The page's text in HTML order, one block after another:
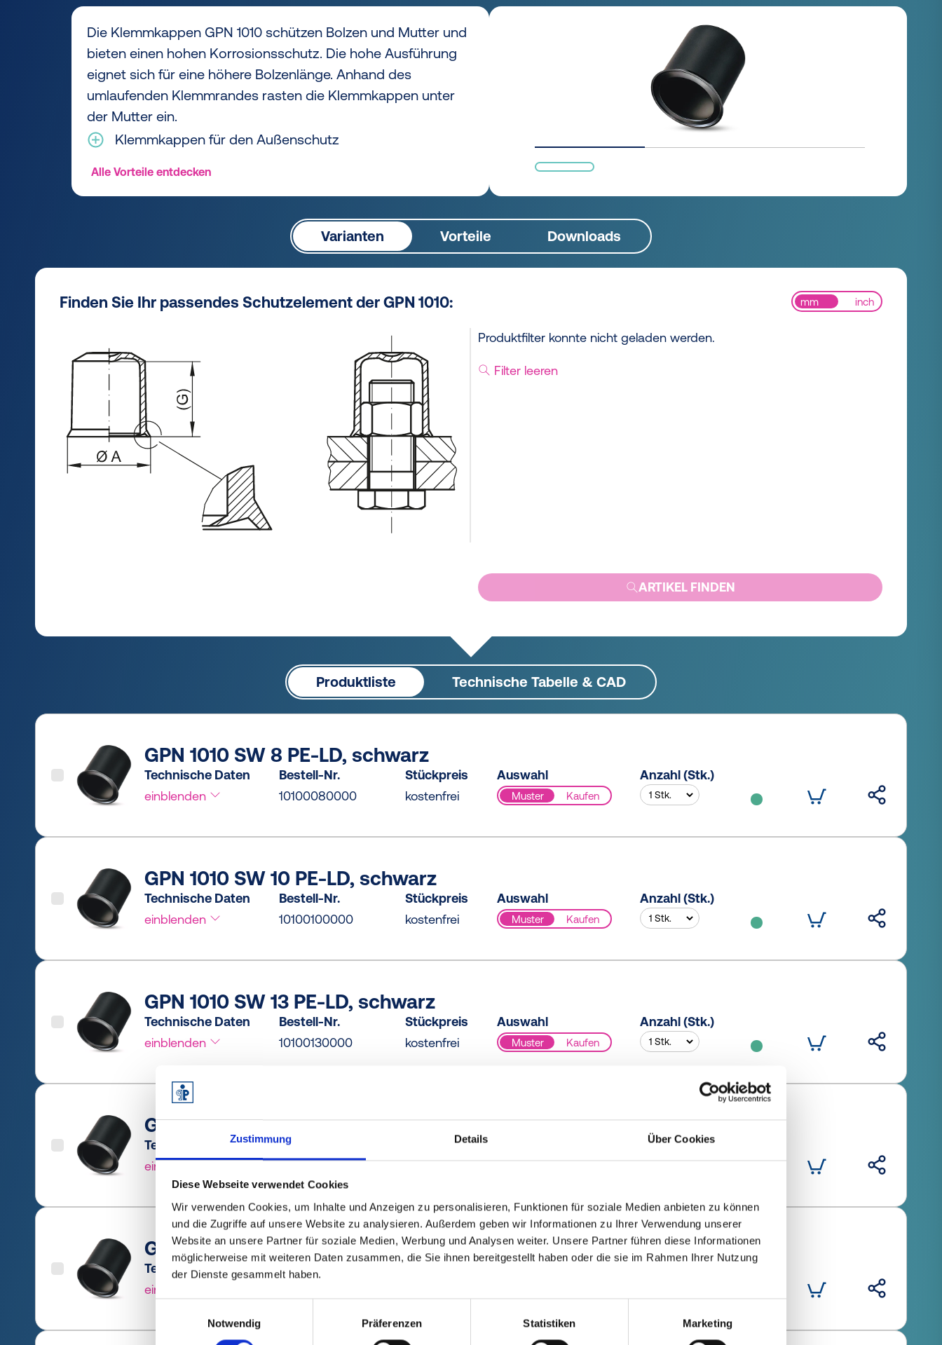
Zustimmung Details Über Cookies
Diese Webseite verwendet Cookies
Wir verwenden Cookies, um Inhalte und Anzeigen zu personalisieren, Funktionen für soziale Medien anbieten zu können
und die Zugriffe auf unsere Website zu analysieren. Außerdem geben wir Informationen zu Ihrer Verwendung unserer
Website an unsere Partner für soziale Medien, Werbung und Analysen weiter. Unsere Partner führen diese Informationen
möglicherweise mit weiteren Daten zusammen, die Sie ihnen bereitgestellt haben oder die sie im Rahmen Ihrer Nutzung
der Dienste gesammelt haben.
Notwendig
Präferenzen Statistiken Marketing
Die Klemmkappen GPN 1010 schützen Bolzen und Mutter und
bieten einen hohen Korrosionsschutz. Die hohe Ausführung
eignet sich für eine höhere Bolzenlänge. Anhand des
umlaufenden Klemmrandes rasten die Klemmkappen unter
der Mutter ein.
Klemmkappen für den Außenschutz
Alle Vorteile entdecken
Varianten Vorteile Downloads
Finden Sie Ihr passendes Schutzelement der GPN 1010:
Produktfilter konnte nicht geladen werden.
mm inch
Filter leeren
ARTIKEL FINDEN
Produktliste Technische Tabelle & CAD
GPN 1010 SW 8 PE-LD, schwarz
Technische Daten
einblenden
Bestell-Nr.
10100080000
Stückpreis
kostenfrei
Auswahl
Muster Kaufen
Anzahl (Stk.)
GPN 1010 SW 10 PE-LD, schwarz
Technische Daten
einblenden
Bestell-Nr.
10100100000
Stückpreis
kostenfrei
Auswahl
Muster Kaufen
Anzahl (Stk.)
GPN 1010 SW 13 PE-LD, schwarz
Technische Daten
einblenden
Bestell-Nr.
10100130000
Stückpreis
kostenfrei
Auswahl
Muster Kaufen
Anzahl (Stk.)
GPN 1010 SW 17 PE-LD, schwarz
Technische Daten
einblenden
Bestell-Nr.
Stückpreis
Anzahl (Stk.)
GPN 1010 SW 19 PE-LD, schwarz
Technische Daten
einblenden
Bestell-Nr.
Auswahl